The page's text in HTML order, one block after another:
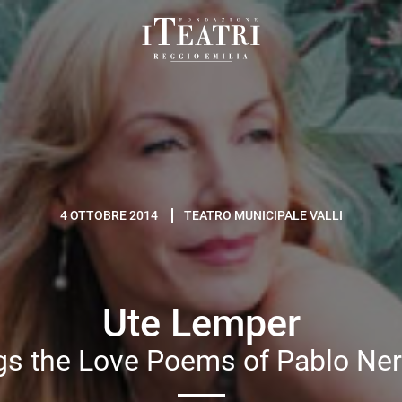
Teatri
Reggio
Emilia
4 OTTOBRE 2014 TEATRO MUNICIPALE VALLI
Ute Lemper
the Love Poems of Pablo